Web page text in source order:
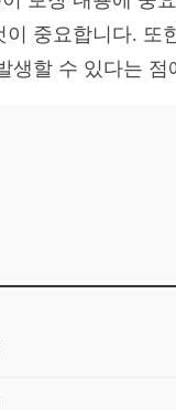
중요합니다.
생할 수 있다는 점